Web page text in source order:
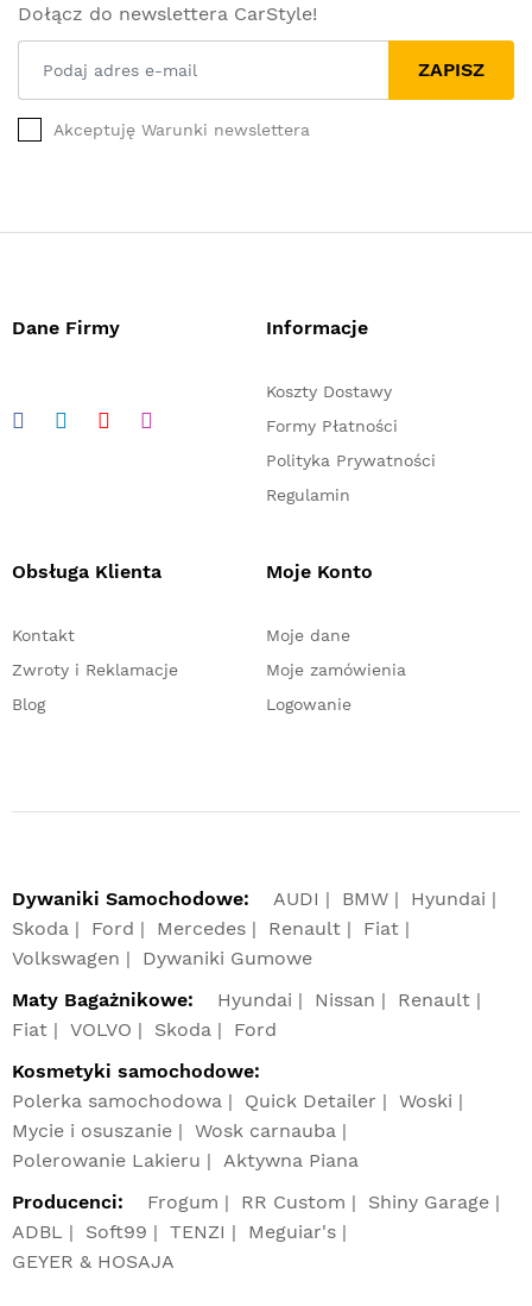
Dołącz do newslettera CarStyle!
ZAPISZ
Akceptuję Warunki newslettera
Dane Firmy Informacje
Koszty Dostawy
Formy Płatności
Polityka Prywatności
Regulamin
Obsługa Klienta
Kontakt
Zwroty i Reklamacje
Blog
Moje Konto
Moje dane
Moje zamówienia
Logowanie
Dywaniki Samochodowe: AUDI BMW
Hyundai
Skoda
Ford Mercedes Renault
Fiat
Volkswagen
Dywaniki Gumowe
Maty Bagażnikowe:
Hyundai Nissan
Renault
Fiat
VOLVO Skoda
Ford
Kosmetyki samochodowe:
Polerka samochodowa
Quick Detailer
Woski
Mycie i osuszanie
Wosk carnauba
Polerowanie Lakieru
Aktywna Piana
Producenci:
Frogum RR Custom
Shiny Garage
ADBL
Soft99 TENZI
Meguiar's
GEYER & HOSAJA